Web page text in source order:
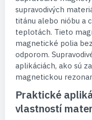
supravodivých
titánu alebo nióbu a
teplotách. Tieto
magnetické polia
odporom.
aplikáciách, ako sú
magnetickou
Praktické
vlastností